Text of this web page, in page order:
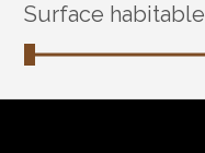
Surface habitable